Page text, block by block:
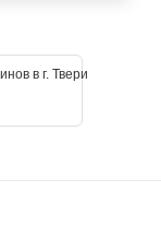
в г. Твери